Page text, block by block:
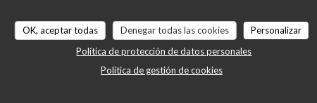
OK, aceptar todas Denegar todas las cookies
Personalizar
Política de protección de datos personales
Política de gestión de cookies
lors de notre voyage à Paris. Les plats étaient délicieux,
nous avons commandé était excellent. L’équipe a été très
sommes sentis très bien accueillis. L’ambiance était agréable et
mémorable. Un grand merci à toute l’équipe pour votre
vivement votre restaurant à tous ceux qui visitent Paris et nous